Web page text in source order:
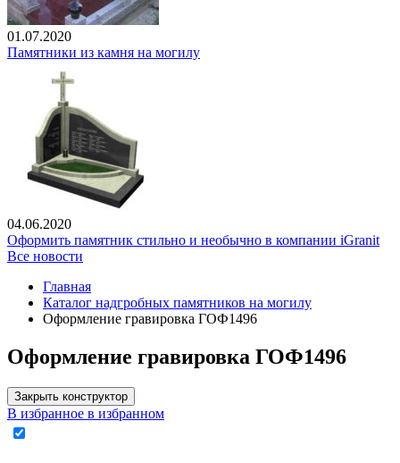
01.07.2020
Памятники из камня на могилу
04.06.2020
Оформить памятник стильно и необычно в компании iGranit
Все новости
Главная
Каталог надгробных памятников на могилу
Оформление гравировка ГОФ1496
Оформление гравировка ГОФ1496
Закрыть конструктор
В избранное в избранном